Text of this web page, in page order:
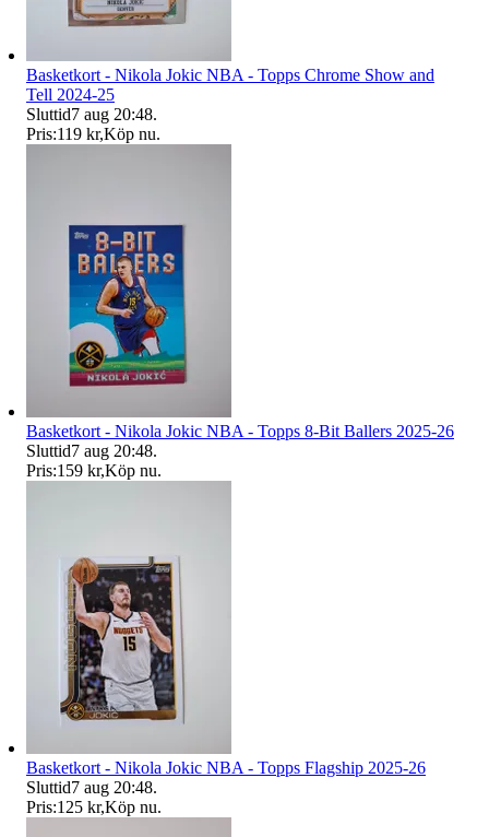
Basketkort - Nikola Jokic NBA - Topps Chrome Show and
Tell 2024-25
Sluttid7 aug 20:48.
Pris:119 kr,Köp nu.
Basketkort - Nikola Jokic NBA - Topps 8-Bit Ballers 2025-26
Sluttid7 aug 20:48.
Pris:159 kr,Köp nu.
Basketkort - Nikola Jokic NBA - Topps Flagship 2025-26
Sluttid7 aug 20:48.
Pris:125 kr,Köp nu.